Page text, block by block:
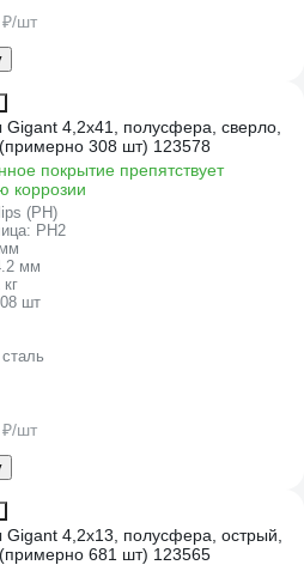
₽/шт
4,2x41, полусфера, сверло,
(примерно 308 шт) 123578
покрытие препятствует
коррозии
(PH)
PH2
мм
кг
шт
сталь
₽/шт
4,2x13, полусфера, острый,
(примерно 681 шт) 123565